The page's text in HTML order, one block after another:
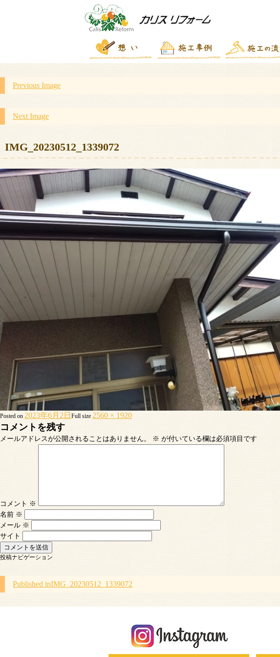
Previous Image
Next Image
IMG_20230512_1339072
Posted on 2023年6月2日 Full size 2560 × 1920
コメントを残す
メールアドレスが公開されることはありません。 ※ が付いている欄は必須項目です
コメント ※
名前 ※
メール ※
サイト
投稿ナビゲーション
Published inIMG_20230512_1339072